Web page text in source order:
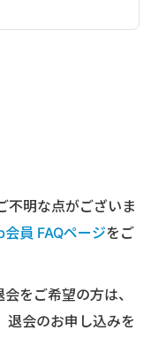
不明な点がございま
員 FAQページをご
をご希望の方は、
退会のお申し込みを